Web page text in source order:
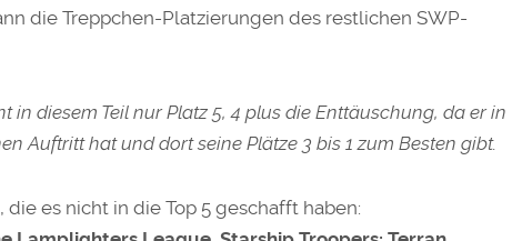
die Treppchen-Platzierungen des restlichen SWP-
in diesem Teil nur Platz 5, 4 plus die Enttäuschung, da er in
Auftritt hat und dort seine Plätze 3 bis 1 zum Besten gibt.
es nicht in die Top 5 geschafft haben: